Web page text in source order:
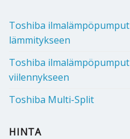
Toshiba ilmalämpöpumput
lämmitykseen
Toshiba ilmalämpöpumput
viilennykseen
Toshiba Multi-Split
HINTA